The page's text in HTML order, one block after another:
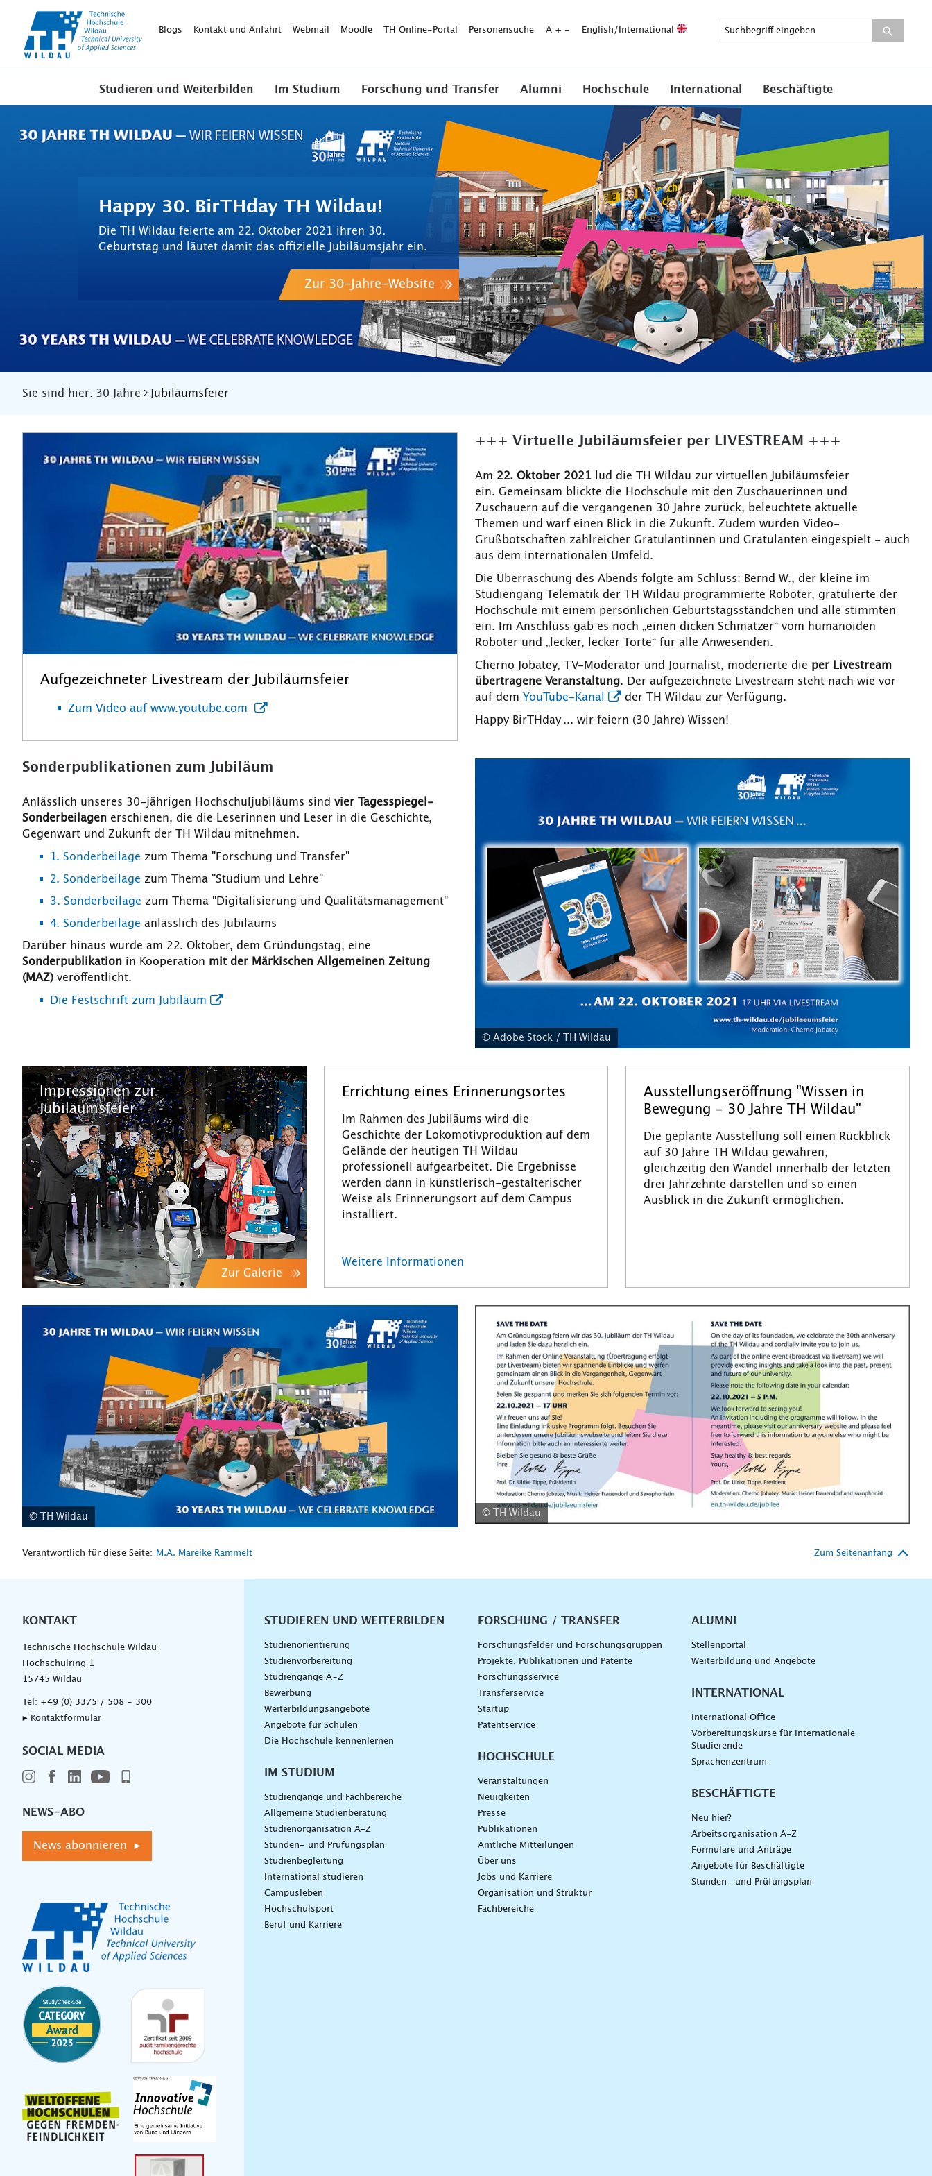
WildauBlogs Kontakt und Anfahrt Webmail Moodle TH Online-Portal Personensuche A + - English/International
Studieren und Weiterbilden Im Studium Forschung und Transfer Alumni Hochschule International Beschäftigte
Happy 30. BirTHday TH Wildau!
Die TH Wildau feierte am 22. Oktober 2021 ihren 30.
Geburtstag und läutet damit das offizielle Jubiläumsjahr ein.
Zur 30-Jahre-Website
Sie sind hier: 30 Jahre Jubiläumsfeier
Aufgezeichneter Livestream der Jubiläumsfeier
Zum Video auf www.youtube.com
+++ Virtuelle Jubiläumsfeier per LIVESTREAM +++
Am 22. Oktober 2021
lud die TH Wildau zur virtuellen Jubiläumsfeier
ein. Gemeinsam blickte die Hochschule mit den Zuschauerinnen und
Zuschauern auf die vergangenen 30 Jahre zurück, beleuchtete aktuelle
Themen und warf einen Blick in die Zukunft. Zudem wurden Video-
Grußbotschaften zahlreicher Gratulantinnen und Gratulanten eingespielt - auch
aus dem internationalen Umfeld.
Die Überraschung des Abends folgte am Schluss: Bernd W., der kleine im
Studiengang Telematik der TH Wildau programmierte Roboter, gratulierte der
Hochschule mit einem persönlichen Geburtstagsständchen und alle stimmten
ein. Im Anschluss gab es noch „einen dicken Schmatzer“ vom humanoiden
Roboter und „lecker, lecker Torte“ für alle Anwesenden.
Cherno Jobatey, TV-Moderator und Journalist, moderierte die per Livestream
übertragene Veranstaltung. Der aufgezeichnete Livestream steht nach wie vor
auf dem YouTube-Kanal der TH Wildau zur Verfügung.
Happy BirTHday ... wir feiern (30 Jahre) Wissen!
Sonderpublikationen zum Jubiläum
Anlässlich unseres 30-jährigen Hochschuljubiläums sind vier Tagesspiegel-
Sonderbeilagen erschienen, die die Leserinnen und Leser in die Geschichte,
Gegenwart und Zukunft der TH Wildau mitnehmen.
1. Sonderbeilage zum Thema "Forschung und Transfer"
2. Sonderbeilage zum Thema "Studium und Lehre"
3. Sonderbeilage zum Thema "Digitalisierung und Qualitätsmanagement"
4. Sonderbeilage anlässlich des Jubiläums
Darüber hinaus wurde am 22. Oktober, dem Gründungstag, eine
Sonderpublikation in Kooperation mit der Märkischen Allgemeinen Zeitung
(MAZ) veröffentlicht.
Die Festschrift zum Jubiläum
© Adobe Stock / TH Wildau
Impressionen zur
Jubiläumsfeier
Zur Galerie
Errichtung eines Erinnerungsortes
Im Rahmen des Jubiläums wird die
Geschichte der Lokomotivproduktion auf dem
Gelände der heutigen TH Wildau
professionell aufgearbeitet. Die Ergebnisse
werden dann in künstlerisch-gestalterischer
Weise als Erinnerungsort auf dem Campus
installiert.
Weitere Informationen
Ausstellungseröffnung "Wissen in
Bewegung - 30 Jahre TH Wildau"
Die geplante Ausstellung soll einen Rückblick
auf 30 Jahre TH Wildau gewähren,
gleichzeitig den Wandel innerhalb der letzten
drei Jahrzehnte darstellen und so einen
Ausblick in die Zukunft ermöglichen.
© TH Wildau © TH Wildau
Verantwortlich für diese Seite: M.A. Mareike Rammelt Zum Seitenanfang
KONTAKT
Technische Hochschule Wildau
Hochschulring 1
15745 Wildau
Tel: +49 (0) 3375 / 508 - 300
▸ Kontaktformular
SOCIAL MEDIA
NEWS-ABO
News abonnieren ▸
Unternavigation
STUDIEREN UND WEITERBILDEN
Studienorientierung
Studienvorbereitung
Studiengänge A–Z
Bewerbung
Weiterbildungsangebote
Angebote für Schulen
Die Hochschule kennenlernen
IM STUDIUM
Studiengänge und Fachbereiche
Allgemeine Studienberatung
Studienorganisation A-Z
Stunden- und Prüfungsplan
Studienbegleitung
International studieren
Campusleben
Hochschulsport
Beruf und Karriere
FORSCHUNG / TRANSFER
Forschungsfelder und Forschungsgruppen
Projekte, Publikationen und Patente
Forschungsservice
Transferservice
Startup
Patentservice
HOCHSCHULE
Veranstaltungen
Neuigkeiten
Presse
Publikationen
Amtliche Mitteilungen
Über uns
Jobs und Karriere
Organisation und Struktur
Fachbereiche
ALUMNI
Stellenportal
Weiterbildung und Angebote
INTERNATIONAL
International Office
Vorbereitungskurse für internationale
Studierende
Sprachenzentrum
BESCHÄFTIGTE
Neu hier?
Arbeitsorganisation A-Z
Formulare und Anträge
Angebote für Beschäftigte
Stunden- und Prüfungsplan